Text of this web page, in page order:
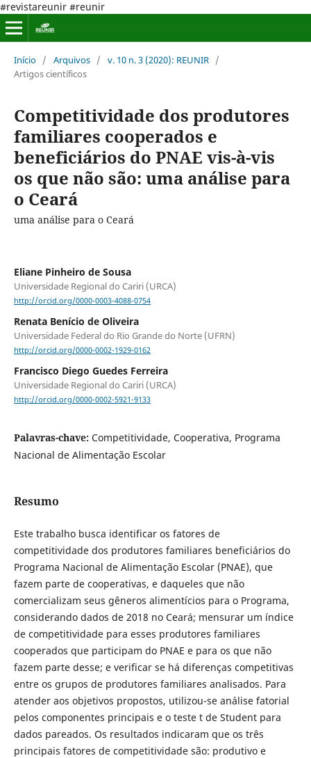
#revistareunir #reunir
Início / Arquivos / v. 10 n. 3 (2020): REUNIR /
Artigos científicos
Competitividade dos produtores
familiares cooperados e
beneficiários do PNAE vis-à-vis
os que não são: uma análise para
o Ceará
uma análise para o Ceará
Eliane Pinheiro de Sousa
Universidade Regional do Cariri (URCA)
http://orcid.org/0000-0003-4088-0754
Renata Benício de Oliveira
Universidade Federal do Rio Grande do Norte (UFRN)
http://orcid.org/0000-0002-1929-0162
Francisco Diego Guedes Ferreira
Universidade Regional do Cariri (URCA)
http://orcid.org/0000-0002-5921-9133
Palavras-chave: Competitividade, Cooperativa, Programa
Nacional de Alimentação Escolar
Resumo
Este trabalho busca identificar os fatores de
competitividade dos produtores familiares beneficiários do
Programa Nacional de Alimentação Escolar (PNAE), que
fazem parte de cooperativas, e daqueles que não
comercializam seus gêneros alimentícios para o Programa,
considerando dados de 2018 no Ceará; mensurar um índice
de competitividade para esses produtores familiares
cooperados que participam do PNAE e para os que não
fazem parte desse; e verificar se há diferenças competitivas
entre os grupos de produtores familiares analisados. Para
atender aos objetivos propostos, utilizou-se análise fatorial
pelos componentes principais e o teste t de Student para
dados pareados. Os resultados indicaram que os três
principais fatores de competitividade são: produtivo e